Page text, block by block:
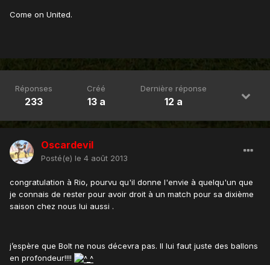
Come on United.
Réponses
233
Créé
13 a
Dernière réponse
12 a
Oscardevil
Posté(e) le 4 août 2013
congratulation à Rio, pourvu qu'il donne l'envie à quelqu'un que
je connais de rester pour avoir droit à un match pour sa dixième
saison chez nous lui aussi .
j’espère que Bolt ne nous décevra pas. Il lui faut juste des ballons
en profondeur!!!!